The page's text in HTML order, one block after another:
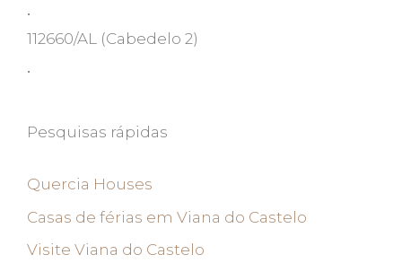
•
112660/AL (Cabedelo 2)
•
Pesquisas rápidas
Quercia Houses
Casas de férias em Viana do Castelo
Visite Viana do Castelo